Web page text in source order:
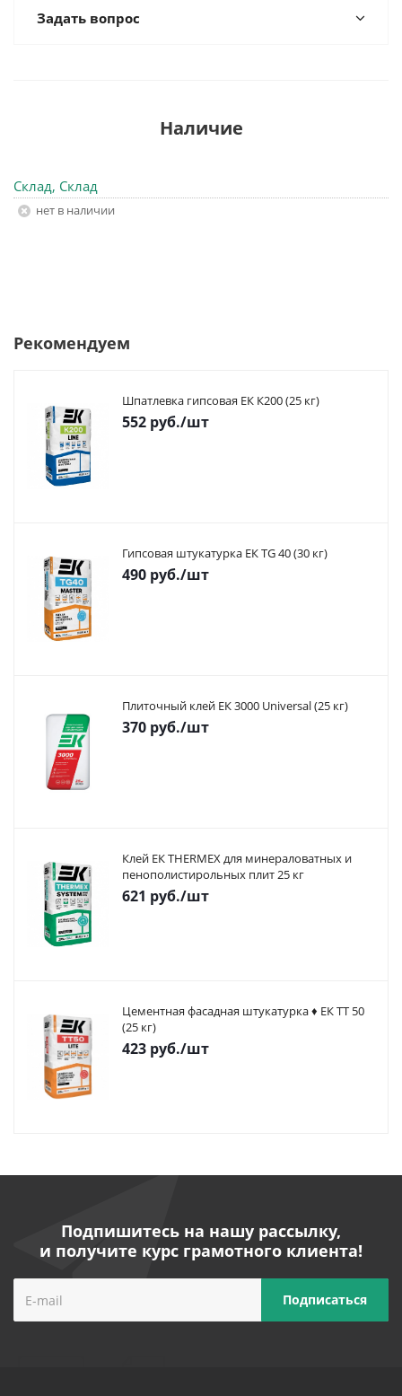
Задать вопрос
Наличие
Склад, Склад
Нет в наличии
Рекомендуем
Шпатлевка гипсовая ЕК К200 (25 кг)
552 руб./шт
Гипсовая штукатурка ЕК TG 40 (30 кг)
490 руб./шт
Плиточный клей ЕК 3000 Universal (25 кг)
370 руб./шт
Клей ЕК THERMEX для минераловатных и
пенополистирольных плит 25 кг
621 руб./шт
Цементная фасадная штукатурка ♦ ЕК ТТ 50
(25 кг)
423 руб./шт
Подпишитесь на нашу рассылку,
и получите курс грамотного клиента!